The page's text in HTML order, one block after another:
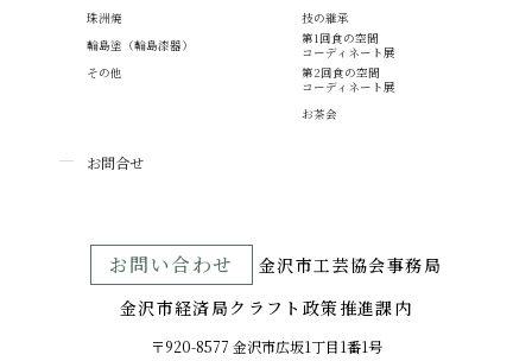
珠洲焼
輪島塗（輪島漆器）
その他
技の継承
第1回食の空間
コーディネート展
第2回食の空間
コーディネート展
お茶会
お問合せ
お問い合わせ
⾦沢市⼯芸協会事務局
金沢市経済局クラフト政策推進課内
〒920-8577 ⾦沢市広坂1丁目1番1号